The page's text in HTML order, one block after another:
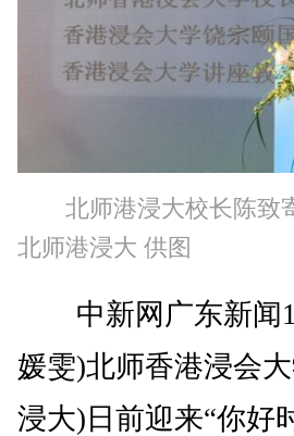
北师港浸大校长陈致
北师港浸大 供图
中新网广东新闻
媛雯)北师香港浸会
浸大)日前迎来“你好